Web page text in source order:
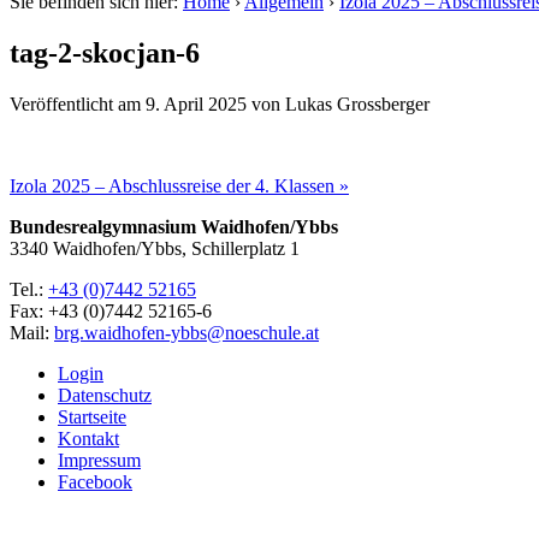
tag-2-skocjan-6
Veröffentlicht am 9. April 2025 von Lukas Grossberger
Izola 2025 – Abschlussreise der 4. Klassen »
Bundesrealgymnasium Waidhofen/Ybbs
3340 Waidhofen/Ybbs, Schillerplatz 1
Tel.: +43 (0)7442 52165
Fax: +43 (0)7442 52165-6
Mail: brg.waidhofen-ybbs@noeschule.at
Login
Datenschutz
Startseite
Kontakt
Impressum
Facebook